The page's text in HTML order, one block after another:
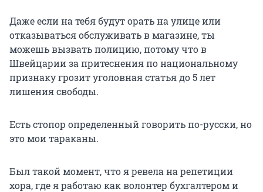
Даже если на тебя будут орать на улице или
отказываться обслуживать в магазине, ты
можешь вызвать полицию, потому что в
Швейцарии за притеснения по национальному
признаку грозит уголовная статья до 5 лет
лишения свободы.
Есть стопор определенный говорить по-русски, но
это мои тараканы.
Был такой момент, что я ревела на репетиции
хора, где я работаю как волонтер бухгалтером и